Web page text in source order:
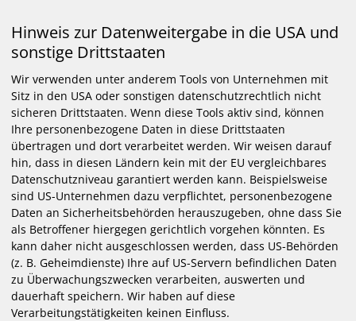
Hinweis zur Datenweitergabe in die USA und
sonstige Drittstaaten
Wir verwenden unter anderem Tools von Unternehmen mit
Sitz in den USA oder sonstigen datenschutzrechtlich nicht
sicheren Drittstaaten. Wenn diese Tools aktiv sind, können
Ihre personenbezogene Daten in diese Drittstaaten
übertragen und dort verarbeitet werden. Wir weisen darauf
hin, dass in diesen Ländern kein mit der EU vergleichbares
Datenschutzniveau garantiert werden kann. Beispielsweise
sind US-Unternehmen dazu verpflichtet, personenbezogene
Daten an Sicherheitsbehörden herauszugeben, ohne dass Sie
als Betroffener hiergegen gerichtlich vorgehen könnten. Es
kann daher nicht ausgeschlossen werden, dass US-Behörden
(z. B. Geheimdienste) Ihre auf US-Servern befindlichen Daten
zu Überwachungszwecken verarbeiten, auswerten und
dauerhaft speichern. Wir haben auf diese
Verarbeitungstätigkeiten keinen Einfluss.